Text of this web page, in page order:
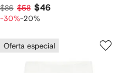
$86 $58 $46
-30%-20%
Oferta especial